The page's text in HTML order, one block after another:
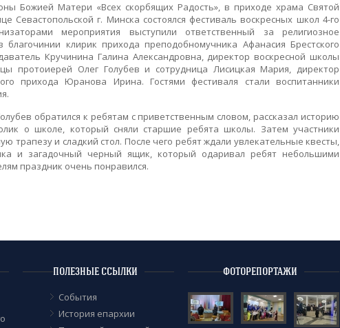
Божией Матери «Всех скорбящих Радость», в приходе храма Святой
Севастопольской г. Минска состоялся фестиваль воскресных школ 4-го
мероприятия выступили ответственный за религиозное
клирик прихода преподобномучника Афанасия Брестского
Кручинина Галина Александровна, директор воскресной школы
протоиерей Олег Голубев и сотрудница Лисицкая Мария, директор
прихода Юранова Ирина. Гостями фестиваля стали воспитанники
обратился к ребятам с приветственным словом, рассказал историю
о школе, который сняли старшие ребята школы. Затем участники
трапезу и сладкий стол. После чего ребят ждали увлекательные квесты,
и загадочный черный ящик, который одаривал ребят небольшими
праздник очень понравился.
ПОЛЕЗНЫЕ ССЫЛКИ
События
История епархии
ФОТОРЕПОРТАЖИ